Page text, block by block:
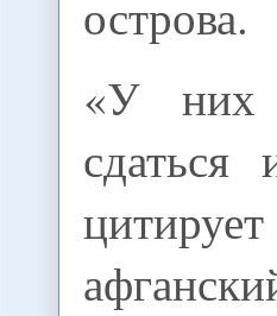
острова.
«У них